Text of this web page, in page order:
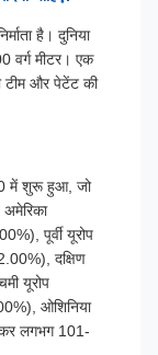
है। दुनिया
वर्ग मीटर। एक
टीम और पेटेंट की
में शुरू हुआ, जो
पूर्वी यूरोप
दक्षिण
यूरोप
ओशिनिया
लगभग 101-